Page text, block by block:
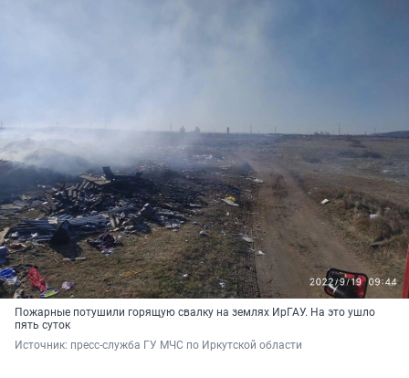
Пожарные потушили горящую свалку на землях ИрГАУ. На это ушло
пять суток
Источник: пресс-служба ГУ МЧС по Иркутской области